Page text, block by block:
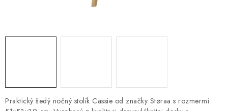
CHOVATEĽSKÉ POTREBY
DROGÉRIA A KOZMETIKA
Praktický šedý nočný stolík Cassie od značky Støraa s rozmermi